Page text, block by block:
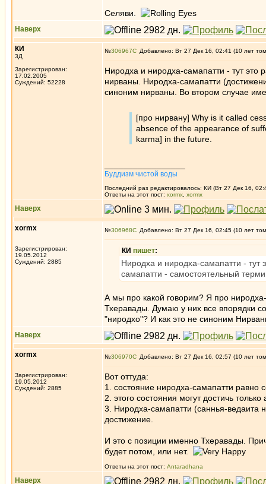
Селяви.
Наверх
КИ
3Д
Зарегистрирован:
17.02.2005
Суждений: 52228
№306967 Добавлено: Вт 27 Дек 16, 02:41 (10 лет
Ниродха и ниродха-самапатти - тут
нирваны. Ниродха-самапатти
синоним нирваны. Во втором случае
[про нирвану] Why is it called
absence of the appearance of
karma] in the future.
Буддизм чистой воды
Последний раз редактировалось: КИ (Вт 27 Дек 16,
Ответы на этот пост: xormx xormx
Наверх
xormx
Зарегистрирован:
19.05.2012
Суждений: 2885
№306968 Добавлено: Вт 27 Дек 16, 02:45 (10 лет
КИ пишет:
Ниродха и ниродха-самапатти -
самапатти - самостоятельный
А мы про какой говорим? Я про
Тхеравады. Думаю у них все впорядки
"ниродхо"? И как это не синоним
Наверх
xormx
Зарегистрирован:
19.05.2012
Суждений: 2885
№306970 Добавлено: Вт 27 Дек 16, 02:57 (10 лет
Вот оттуда:
1. состояние ниродха-самапатти
2. этого состояния могут достичь
3. Ниродха-самапатти (саннья-ведаита
достижение.
И это с позиции именно Тхеравады.
будет потом, или нет.
Ответы на этот пост: Antaradhana
Наверх